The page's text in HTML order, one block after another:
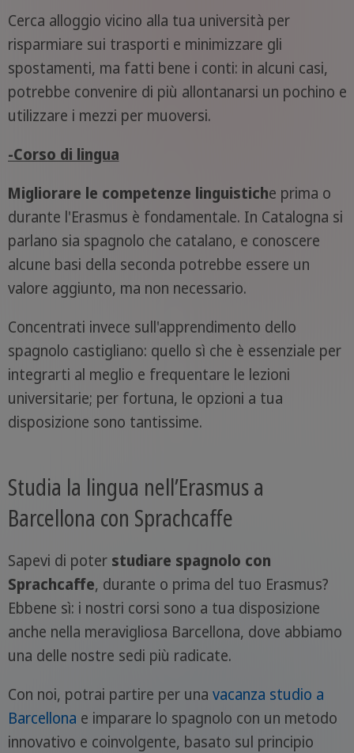
Cerca alloggio vicino alla tua università per
risparmiare sui trasporti e minimizzare gli
spostamenti, ma fatti bene i conti: in alcuni casi,
potrebbe convenire di più allontanarsi un pochino e
utilizzare i mezzi per muoversi.
-Corso di lingua
Migliorare le competenze linguistiche prima o
durante l'Erasmus è fondamentale. In Catalogna si
parlano sia spagnolo che catalano, e conoscere
alcune basi della seconda potrebbe essere un
valore aggiunto, ma non necessario.
Concentrati invece sull'apprendimento dello
spagnolo castigliano: quello sì che è essenziale per
integrarti al meglio e frequentare le lezioni
universitarie; per fortuna, le opzioni a tua
disposizione sono tantissime.
Studia la lingua nell’Erasmus a
Barcellona con Sprachcaffe
Sapevi di poter studiare spagnolo con
Sprachcaffe, durante o prima del tuo Erasmus?
Ebbene sì: i nostri corsi sono a tua disposizione
anche nella meravigliosa Barcellona, dove abbiamo
una delle nostre sedi più radicate.
Con noi, potrai partire per una vacanza studio a
Barcellona e imparare lo spagnolo con un metodo
innovativo e coinvolgente, basato sul principio